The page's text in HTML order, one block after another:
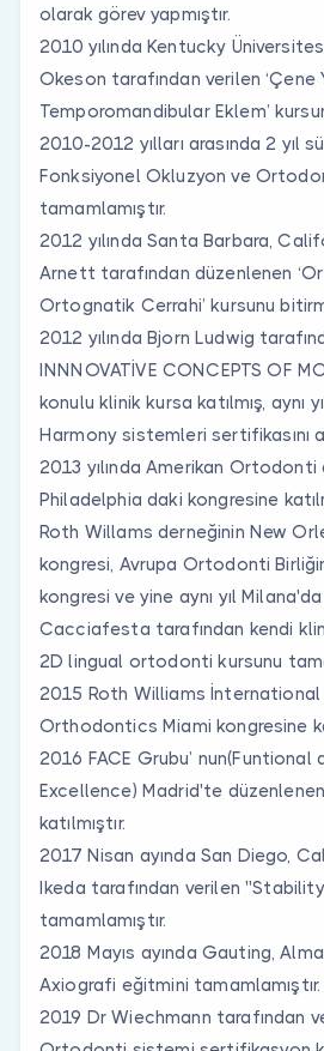
olarak görev yapmıştır.
2010 yılında Kentucky
Okeson tarafından verilen ‘Çene
Temporomandibular Eklem’
2010-2012 yılları arasında 2 yıl
Fonksiyonel Okluzyon ve
tamamlamıştır.
2012 yılında Santa Barbara,
Arnett tarafından düzenlenen
Ortognatik Cerrahi’ kursunu
2012 yılında Bjorn Ludwig
INNNOVATİVE CONCEPTS OF
konulu klinik kursa katılmış, aynı
Harmony sistemleri sertifikasını
2013 yılında Amerikan Ortodonti
Philadelphia daki kongresine
Roth Willams derneğinin New
kongresi, Avrupa Ortodonti
kongresi ve yine aynı yıl
Cacciafesta tarafından kendi
2D lingual ortodonti kursunu
2015 Roth Williams
Orthodontics Miami kongresine
2016 FACE Grubu’
Excellence) Madrid'te
katılmıştır.
2017 Nisan ayında San Diego,
Ikeda tarafından verilen
tamamlamıştır.
2018 Mayıs ayında Gauting,
Axiografi eğitmini tamamlamıştır.
2019 Dr Wiechmann tarafından